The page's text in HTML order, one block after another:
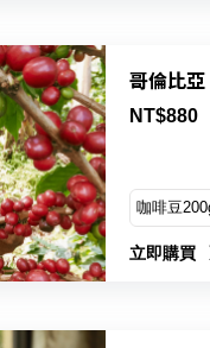
NT$880
立即購買